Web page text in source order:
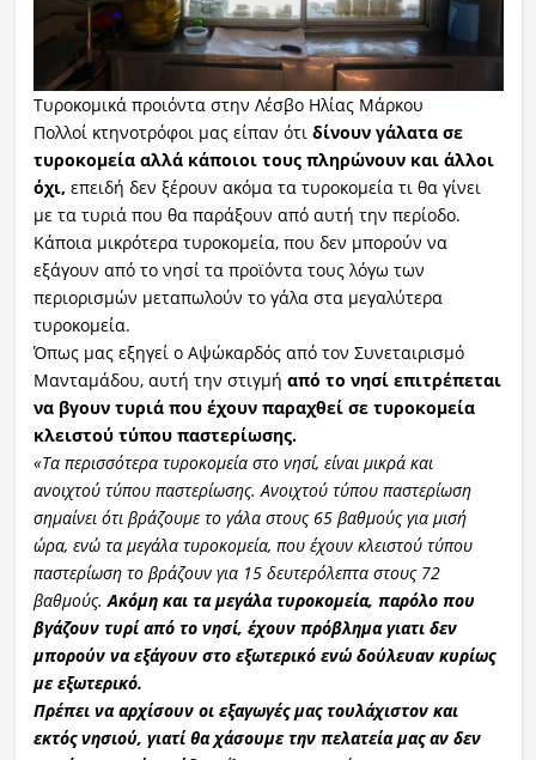
Τυροκομικά προιόντα στην Λέσβο Ηλίας Μάρκου
Πολλοί κτηνοτρόφοι μας είπαν ότι δίνουν γάλατα σε
τυροκομεία αλλά κάποιοι τους πληρώνουν και άλλοι
όχι, επειδή δεν ξέρουν ακόμα τα τυροκομεία τι θα γίνει
με τα τυριά που θα παράξουν από αυτή την περίοδο.
Κάποια μικρότερα τυροκομεία, που δεν μπορούν να
εξάγουν από το νησί τα προϊόντα τους λόγω των
περιορισμών μεταπωλούν το γάλα στα μεγαλύτερα
τυροκομεία.
Όπως μας εξηγεί ο Αψώκαρδός από τον Συνεταιρισμό
Μανταμάδου, αυτή την στιγμή από το νησί επιτρέπεται
να βγουν τυριά που έχουν παραχθεί σε τυροκομεία
κλειστού τύπου παστερίωσης.
«Τα περισσότερα τυροκομεία στο νησί, είναι μικρά και
ανοιχτού τύπου παστερίωσης. Ανοιχτού τύπου παστερίωση
σημαίνει ότι βράζουμε το γάλα στους 65 βαθμούς για μισή
ώρα, ενώ τα μεγάλα τυροκομεία, που έχουν κλειστού τύπου
παστερίωση το βράζουν για 15 δευτερόλεπτα στους 72
βαθμούς.Ακόμη και τα μεγάλα τυροκομεία, παρόλο που
βγάζουν τυρί από το νησί, έχουν πρόβλημα γιατι δεν
μπορούν να εξάγουν στο εξωτερικό ενώ δούλευαν κυρίως
με εξωτερικό.
Πρέπει να αρχίσουν οι εξαγωγές μας τουλάχιστον και
εκτός νησιού, γιατί θα χάσουμε την πελατεία μας αν δεν